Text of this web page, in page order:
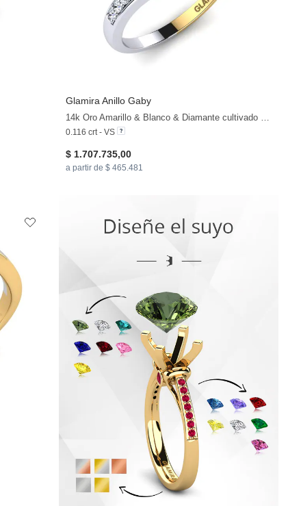
+6
Glamira Anillo Gaby
0.116 crt - VS
$ 1.707.735,00
a partir de $ 465.481